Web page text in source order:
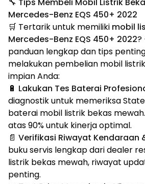
Mercedes-Benz EQS 450+ 2022
🛒 Tertarik untuk memiliki mobil
Mercedes-Benz EQS 450+ 2022?
panduan lengkap dan tips
melakukan pembelian mobil
impian Anda:
🔋 Lakukan Tes Baterai
diagnostik untuk memeriksa
baterai mobil listrik bekas
atas 90% untuk kinerja optimal.
📄 Verifikasi Riwayat Kendaraan
buku servis lengkap dari dealer
listrik bekas mewah, riwayat
penting.